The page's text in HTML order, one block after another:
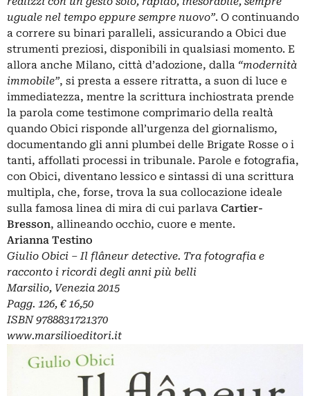
uguale nel tempo eppure sempre nuovo”. O continuando
a correre su binari paralleli, assicurando a Obici due
strumenti preziosi, disponibili in qualsiasi momento. E
allora anche Milano, città d’adozione, dalla “modernità
immobile”, si presta a essere ritratta, a suon di luce e
immediatezza, mentre la scrittura inchiostrata prende
la parola come testimone comprimario della realtà
quando Obici risponde all’urgenza del giornalismo,
documentando gli anni plumbei delle Brigate Rosse o i
tanti, affollati processi in tribunale. Parole e fotografia,
con Obici, diventano lessico e sintassi di una scrittura
multipla, che, forse, trova la sua collocazione ideale
sulla famosa linea di mira di cui parlava Cartier-
Bresson, allineando occhio, cuore e mente.
Arianna Testino
Giulio Obici – Il flâneur detective. Tra fotografia e
racconto i ricordi degli anni più belli
Marsilio, Venezia 2015
Pagg. 126, € 16,50
ISBN 9788831721370
www.marsilioeditori.it